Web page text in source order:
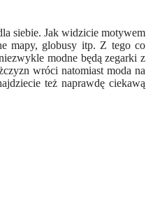
siebie. Jak widzicie motywem
mapy, globusy itp. Z tego co
modne będą zegarki z
wróci natomiast moda na
też naprawdę ciekawą